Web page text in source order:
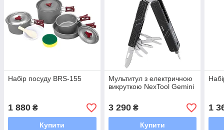
Набір посуду BRS-155
1 880 ₴
Купити
Мультитул з електричною
викруткою NexTool Gemini
3 290₴
Купити
1